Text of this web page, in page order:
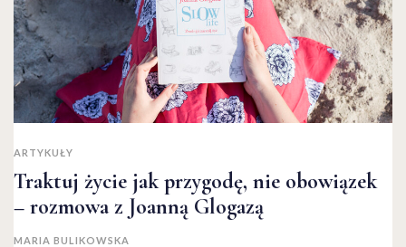
ARTYKUŁY
Traktuj życie jak przygodę, nie obowiązek
– rozmowa z Joanną Glogazą
MARIA BULIKOWSKA